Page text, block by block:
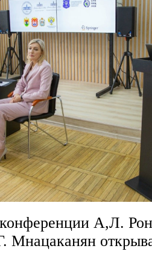
конференции А,Л.
Мнацаканян